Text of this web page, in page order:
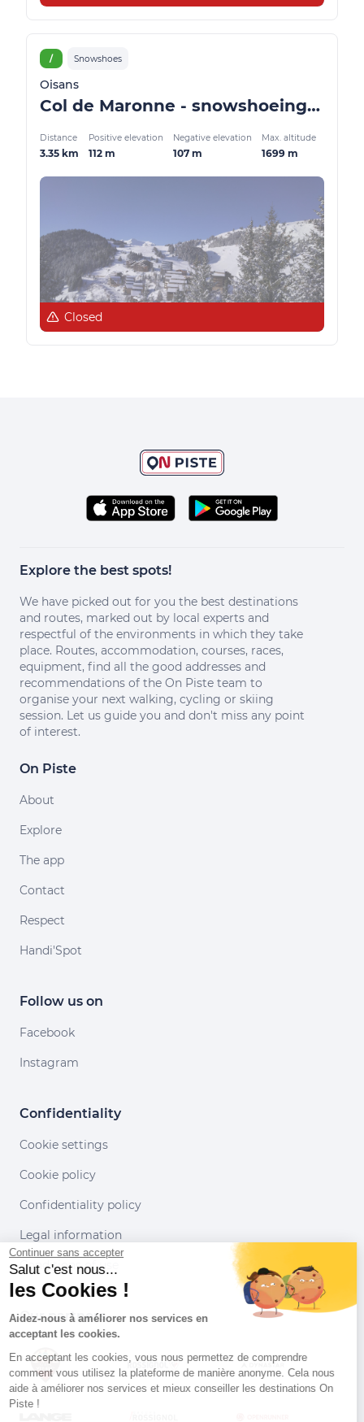
/ Snowshoes
Oisans
Col de Maronne - snowshoeing from Auris-en-Oisans
Distance
3.35 km
Positive elevation
112 m
Negative elevation
107 m
Max. altitude
1699 m
Closed
Explore the best spots!
We have picked out for you the best destinations
and routes, marked out by local experts and
respectful of the environments in which they take
place. Routes, accommodation, courses, races,
equipment, find all the good addresses and
recommendations of the On Piste team to
organise your next walking, cycling or skiing
session. Let us guide you and don't miss any point
of interest.
On Piste
About
Explore
The app
Contact
Respect
Handi'Spot
Follow us on
Facebook
Instagram
Confidentiality
Cookie settings
Cookie policy
Confidentiality policy
Legal information
Conditions of use
Our partners
Continuer sans accepter
Salut c'est nous...
les Cookies !
Aidez-nous à améliorer nos services en
acceptant les cookies.
En acceptant les cookies, vous nous permettez de comprendre
comment vous utilisez la plateforme de manière anonyme. Cela nous
aide à améliorer nos services et mieux conseiller les destinations On
Piste !